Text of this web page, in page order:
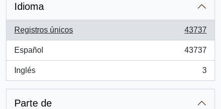
Idioma
Registros únicos
, 43737 resultados
43737
Español
, 43737 resultados
43737
Inglés
, 3 resultados
3
Parte de